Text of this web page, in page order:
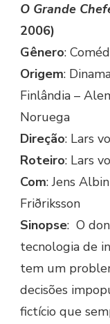
O Grande
2006)
Gênero:
Origem:
Finlândia –
Noruega
Direção: Lars
Roteiro: Lars
Com: Jens
Friðriksson
Sinopse: O
tecnologia de
tem um
decisões
fictício que